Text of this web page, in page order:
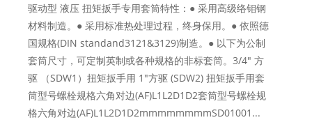
驱动型 液压 扭矩扳手专用套筒特性：● 采用高级络钼钢
材料制造。● 采用标准热处理过程，终身保用。● 依照德
国规格(DIN standand3121&3129)制造。● 以下为公制
套筒尺寸，可定制英制或各种规格的非标套筒。3/4" 方
驱 （SDW1）扭矩扳手用 1"方驱 (SDW2) 扭矩扳手用套
筒型号螺栓规格六角对边(AF)L1L2D1D2套筒型号螺栓规
格六角对边(AF)L1L2D1D2mmmmmmmmSD01001...